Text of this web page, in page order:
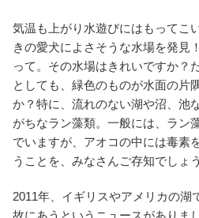
気温も上がり水遊びにはもってこ
きの愛犬によさそうな水場を発見
って。その水場はきれいですか？
としても、緑色のものが水面の片
か？特に、流れのない湖や沼、池
がちなラン藻類。一般には、ラン
でいますが、アオコの中には毒素
うことを、みなさんご存知でしょ
2011年、イギリスやアメリカの湖
故にあうというニュースがありま